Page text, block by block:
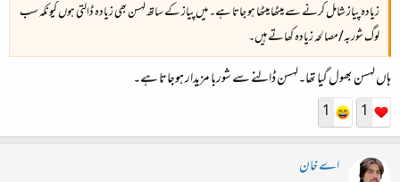
زیادہ پیاز شامل کرنے سے میٹھا میٹھا ہو جاتا ہے۔ میں پیاز کے ساتھ لہسن بھی زیادہ ڈالتی ہوں کیونکہ سب
لوگ شوربہ/مصالحہ زیادہ کھاتے ہیں۔
ہاں لہسن بھول گیا تھا۔لہسن ڈالنے سے شوربا مزیدار ہوجاتا ہے۔
1
1
اے خان